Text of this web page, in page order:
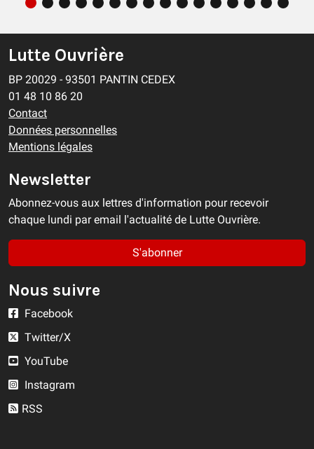
Lutte Ouvrière
BP 20029 - 93501 PANTIN CEDEX
01 48 10 86 20
Contact
Données personnelles
Mentions légales
Newsletter
Abonnez-vous aux lettres d'information pour recevoir
chaque lundi par email l'actualité de Lutte Ouvrière.
S'abonner
Nous suivre
Facebook
Twitter/X
YouTube
Instagram
RSS